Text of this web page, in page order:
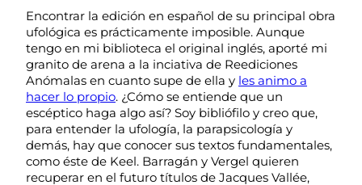
Encontrar la edición en español de su principal obra
ufológica es prácticamente imposible. Aunque
tengo en mi biblioteca el original inglés, aporté mi
granito de arena a la inciativa de Reediciones
Anómalas en cuanto supe de ella y les animo a
hacer lo propio. ¿Cómo se entiende que un
escéptico haga algo así? Soy bibliófilo y creo que,
para entender la ufología, la parapsicología y
demás, hay que conocer sus textos fundamentales,
como éste de Keel. Barragán y Vergel quieren
recuperar en el futuro títulos de Jacques Vallée,